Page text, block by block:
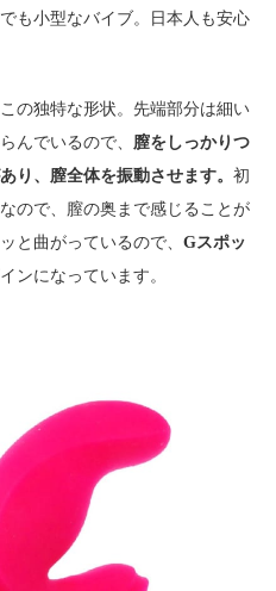
も小型なバイブ。日本人も安心
の独特な形状。先端部分は細い
んでいるので、 膣をしっかりつ
り、膣全体を振動させます。 初
ので、膣の奥まで感じることが
と曲がっているので、 Gスポッ
ンになっています。